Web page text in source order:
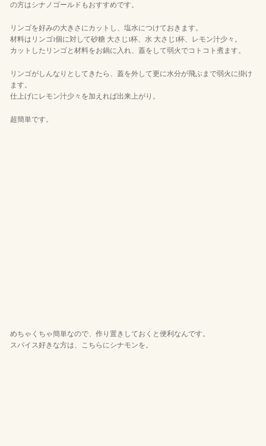
の方はシナノゴールドもおすすめです。
リンゴを好みの大きさにカットし、塩水につけておきます。
材料はリンゴ1個に対して砂糖 大さじ1杯、水 大さじ1杯、レモン汁少々。
カットしたリンゴと材料をお鍋に入れ、蓋をして弱火でコトコト煮ます。
リンゴがしんなりとしてきたら、蓋を外して更に水分が飛ぶまで弱火に掛け
ます。
仕上げにレモン汁少々を加えれば出来上がり。
超簡単です。
めちゃくちゃ簡単なので、作り置きしておくと便利なんです。
スパイス好きな方は、こちらにシナモンを。